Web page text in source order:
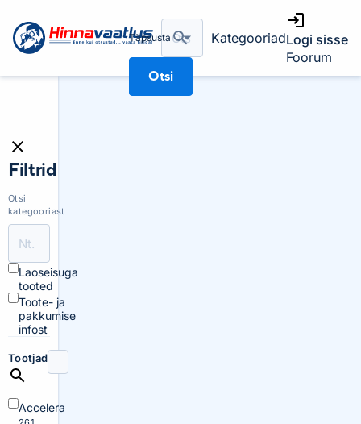
Täpsusta
Otsi
KategooriadLogi sisse
Foorum
Filtrid
Otsi
kategooriast
Laoseisuga
tooted
Toote- ja
pakkumise
infost
Tootjad
Accelera